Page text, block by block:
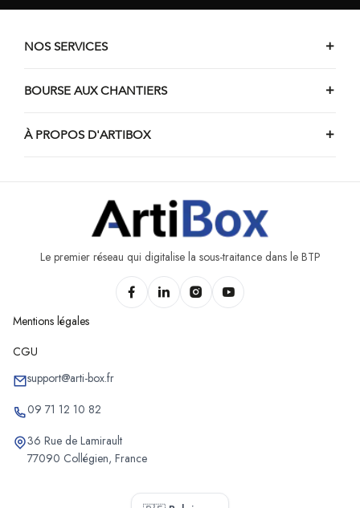
NOS SERVICES
BOURSE AUX CHANTIERS
À PROPOS D'ARTIBOX
Le premier réseau qui digitalise la sous-traitance dans le BTP
Mentions légales
CGU
support@arti-box.fr
09 71 12 10 82
36 Rue de Lamirault
77090 Collégien, France